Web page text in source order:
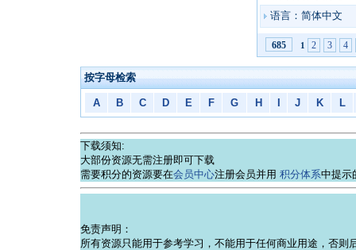
语言：简体中文
685 1 2 3 4
按字母检索
A B C D E F G H J K L
下载须知:
大部份资源无需注册即可下载
需要积分的资源要在会员中心注册会员并用 积分体系中提示
免责声明：
所有资源只能用于参考学习，不能用于任何商业用途，否则